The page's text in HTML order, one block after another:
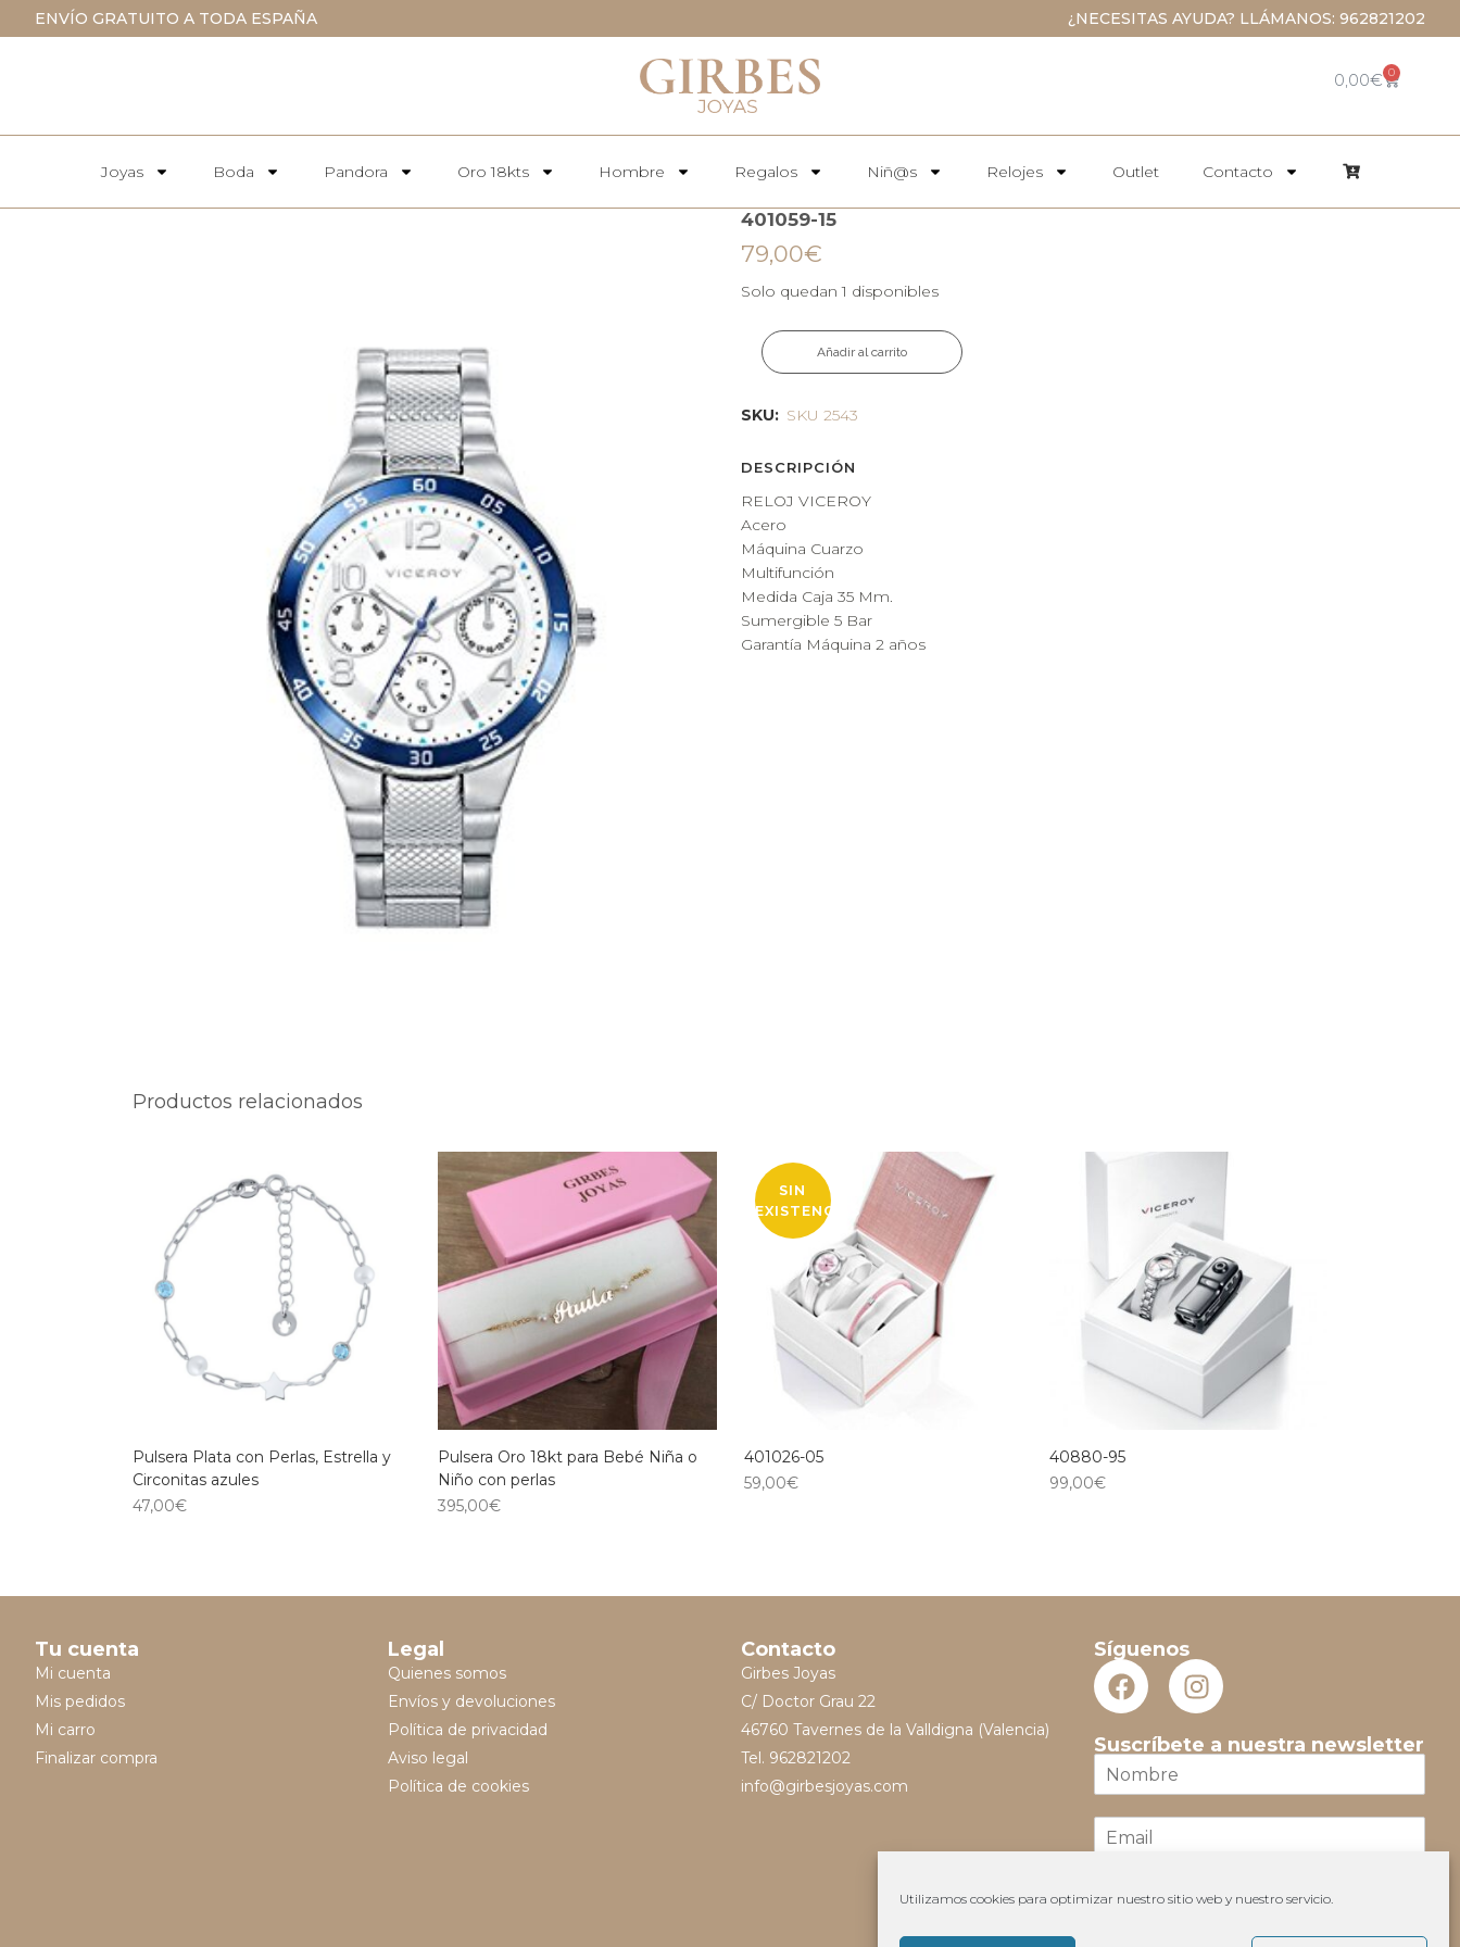
Utilizamos cookies para optimizar nuestro sitio web y nuestro servicio.
ENVÍO GRATUITO A TODA ESPAÑA ¿NECESITAS AYUDA? LLÁMANOS: 962821202
0,00€ 0
Joyas Boda Pandora Oro 18kts Hombre Regalos Niñ@s Relojes Outlet Contacto
401059-15
79,00€
Solo quedan 1 disponibles
Añadir al carrito
SKU: SKU 2543
DESCRIPCIÓN
RELOJ VICEROY
Acero
Máquina Cuarzo
Multifunción
Medida Caja 35 Mm.
Sumergible 5 Bar
Garantía Máquina 2 años
Productos relacionados
Pulsera Plata con Perlas, Estrella y
Circonitas azules
47,00€
Pulsera Oro 18kt para Bebé Niña o
Niño con perlas
395,00€
SIN
EXISTENCIAS
401026-05
59,00€
40880-95
99,00€
Tu cuenta
Mi cuenta
Mis pedidos
Mi carro
Finalizar compra
Legal
Quienes somos
Envíos y devoluciones
Política de privacidad
Aviso legal
Política de cookies
Contacto
Girbes Joyas
C/ Doctor Grau 22
46760 Tavernes de la Valldigna (Valencia)
Tel. 962821202
info@girbesjoyas.com
Síguenos
Suscríbete a nuestra newsletter
r
*
m
Suscribir